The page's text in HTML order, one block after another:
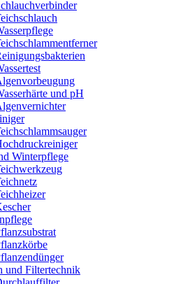
und pH
Winterpflege
und Filtertechnik